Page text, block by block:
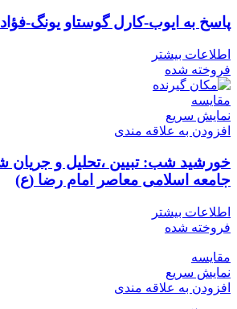
پاسخ به ایوب-كارل گوستاو یونگ-
اطلاعات بیشتر
فروخته شده
مقايسه
نمایش سریع
افزودن به علاقه مندی
خورشید شب: تبیین ،تحلیل و
جامعه اسلامی معاصر امام رضا (ع)
اطلاعات بیشتر
فروخته شده
مقايسه
نمایش سریع
افزودن به علاقه مندی